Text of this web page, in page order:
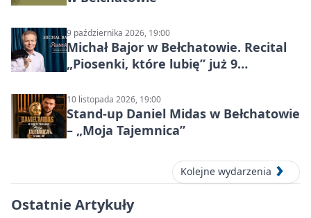
9 października 2026, 19:00
Michał Bajor w Bełchatowie. Recital
„Piosenki, które lubię” już 9
10 listopada 2026, 19:00
Stand-up Daniel Midas w Bełchatowie
– „Moja Tajemnica”
Kolejne wydarzenia
Ostatnie Artykuły